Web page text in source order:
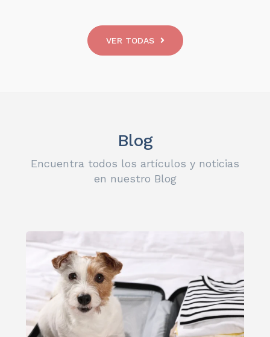
VER TODAS
Blog
Encuentra todos los artículos y noticias
en nuestro Blog